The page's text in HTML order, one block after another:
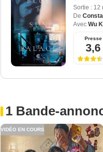
Sortie : 12
De
Avec Wu
Presse
3,6
1 Bande-
VIDÉO EN COURS